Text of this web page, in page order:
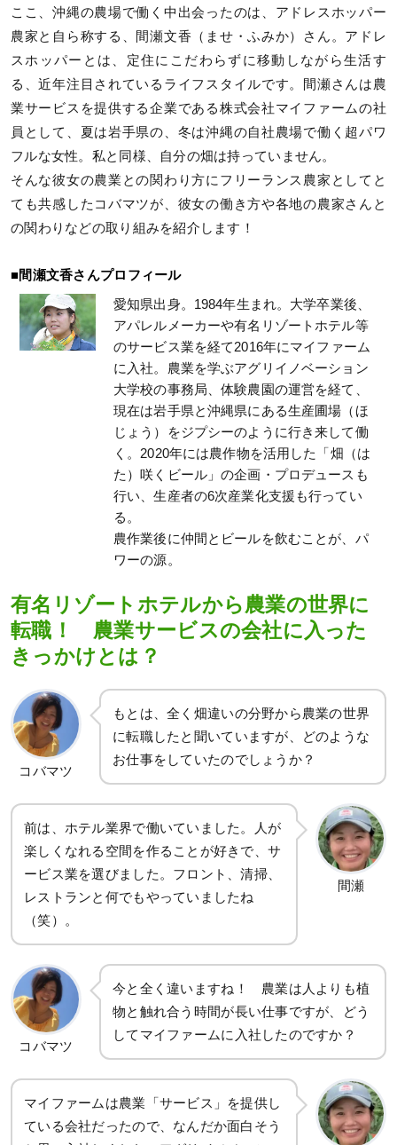
ここ、沖縄の農場で働く中出会ったのは、アドレスホッパー
農家と自ら称する、間瀬文香（ませ・ふみか）さん。アドレ
スホッパーとは、定住にこだわらずに移動しながら生活す
る、近年注目されているライフスタイルです。間瀬さんは農
業サービスを提供する企業である株式会社マイファームの社
員として、夏は岩手県の、冬は沖縄の自社農場で働く超パワ
フルな女性。私と同様、自分の畑は持っていません。
そんな彼女の農業との関わり方にフリーランス農家としてと
ても共感したコバマツが、彼女の働き方や各地の農家さんと
の関わりなどの取り組みを紹介します！
■間瀬文香さんプロフィール
愛知県出身。1984年生まれ。大学卒業後、
アパレルメーカーや有名リゾートホテル等
のサービス業を経て2016年にマイファーム
に入社。農業を学ぶアグリイノベーション
大学校の事務局、体験農園の運営を経て、
現在は岩手県と沖縄県にある生産圃場（ほ
じょう）をジプシーのように行き来して働
く。2020年には農作物を活用した「畑（は
た）咲くビール」の企画・プロデュースも
行い、生産者の6次産業化支援も行ってい
る。
農作業後に仲間とビールを飲むことが、パ
ワーの源。
有名リゾートホテルから農業の世界に
転職！ 農業サービスの会社に入った
きっかけとは？
コバマツ
もとは、全く畑違いの分野から農業の世界
に転職したと聞いていますが、どのような
お仕事をしていたのでしょうか？
前は、ホテル業界で働いていました。人が
楽しくなれる空間を作ることが好きで、サ
ービス業を選びました。フロント、清掃、
レストランと何でもやっていましたね
（笑）。
間瀬
コバマツ
今と全く違いますね！ 農業は人よりも植
物と触れ合う時間が長い仕事ですが、どう
してマイファームに入社したのですか？
マイファームは農業「サービス」を提供し
ている会社だったので、なんだか面白そう